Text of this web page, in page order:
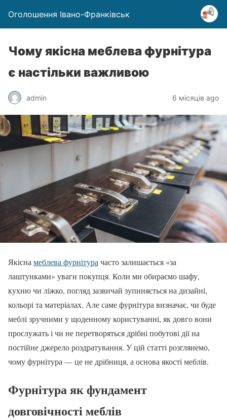
Оголошення Івано-Франківськ
Чому якісна меблева фурнітура
є настільки важливою
admin 6 місяців ago
Якісна меблева фурнітура часто залишається «за
лаштунками» уваги покупця. Коли ми обираємо шафу,
кухню чи ліжко, погляд зазвичай зупиняється на дизайні,
кольорі та матеріалах. Але саме фурнітура визначає, чи буде
меблі зручними у щоденному користуванні, як довго вони
прослужать і чи не перетворяться дрібні побутові дії на
постійне джерело роздратування. У цій статті розглянемо,
чому фурнітура — це не дрібниця, а основа якості меблів.
Фурнітура як фундамент
довговічності меблів